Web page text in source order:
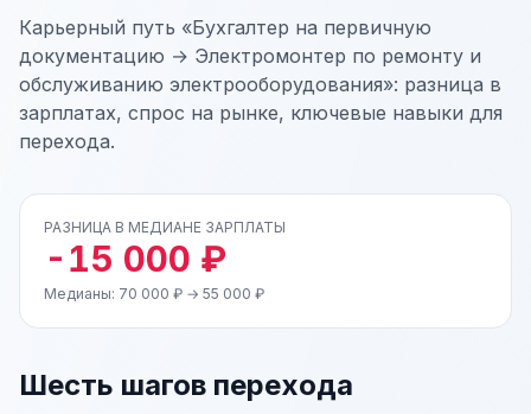
Карьерный путь «Бухгалтер на первичную
документацию → Электромонтер по ремонту и
обслуживанию электрооборудования»: разница в
зарплатах, спрос на рынке, ключевые навыки для
перехода.
РАЗНИЦА В МЕДИАНЕ ЗАРПЛАТЫ
-15 000 ₽
Медианы: 70 000 ₽ → 55 000 ₽
Шесть шагов перехода